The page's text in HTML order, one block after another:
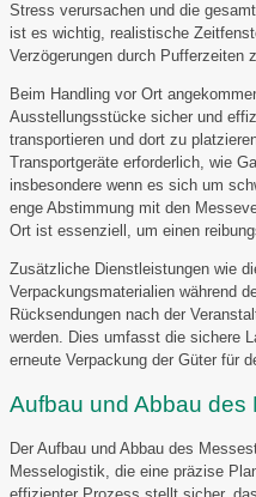
Stress verursachen und die
ist es wichtig, realistische
Verzögerungen durch Pufferzeiten
Beim Handling vor Ort
Ausstellungsstücke sicher und
transportieren und dort zu
Transportgeräte erforderlich, wie
insbesondere wenn es sich um
enge Abstimmung mit den
Ort ist essenziell, um einen
Zusätzliche Dienstleistungen wie
Verpackungsmaterialien während
Rücksendungen nach der
werden. Dies umfasst die sichere
erneute Verpackung der Güter für
Aufbau und Abbau des
Der Aufbau und Abbau des
Messelogistik, die eine präzise